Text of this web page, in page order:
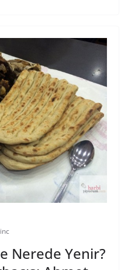
Nerede Yenir?